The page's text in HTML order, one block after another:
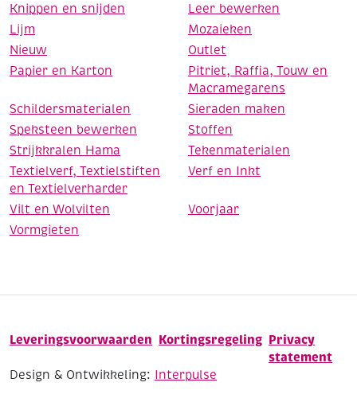
Knippen en snijden
Leer bewerken
Lijm
Mozaieken
Nieuw
Outlet
Papier en Karton
Pitriet, Raffia, Touw en
Macramegarens
Schildersmaterialen
Sieraden maken
Speksteen bewerken
Stoffen
Strijkkralen Hama
Tekenmaterialen
Textielverf, Textielstiften
en Textielverharder
Verf en Inkt
Vilt en Wolvilten
Voorjaar
Vormgieten
Leveringsvoorwaarden Kortingsregeling Privacy
statement
Design & Ontwikkeling: Interpulse